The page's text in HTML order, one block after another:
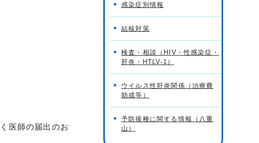
医師の届出のお
感染症別情報
結核対策
検査・相談（HIV・性感染症・
肝炎・HTLV-1）
ウイルス性肝炎関係（治療費
助成等）
予防接種に関する情報（八重
山）